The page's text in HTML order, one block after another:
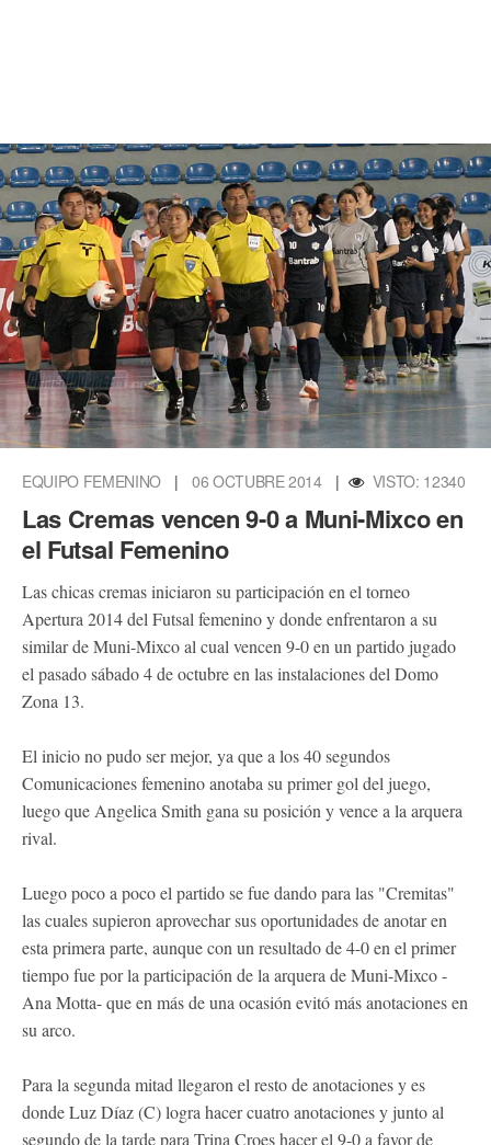
EQUIPO FEMENINO | 06 OCTUBRE 2014 | VISTO: 12340
Las Cremas vencen 9-0 a Muni-Mixco en
el Futsal Femenino
Las chicas cremas iniciaron su participación en el torneo
Apertura 2014 del Futsal femenino y donde enfrentaron a su
similar de Muni-Mixco al cual vencen 9-0 en un partido jugado
el pasado sábado 4 de octubre en las instalaciones del Domo
Zona 13.
El inicio no pudo ser mejor, ya que a los 40 segundos
Comunicaciones femenino anotaba su primer gol del juego,
luego que Angelica Smith gana su posición y vence a la arquera
rival.
Luego poco a poco el partido se fue dando para las "Cremitas"
las cuales supieron aprovechar sus oportunidades de anotar en
esta primera parte, aunque con un resultado de 4-0 en el primer
tiempo fue por la participación de la arquera de Muni-Mixco -
Ana Motta- que en más de una ocasión evitó más anotaciones en
su arco.
Para la segunda mitad llegaron el resto de anotaciones y es
donde Luz Díaz (C) logra hacer cuatro anotaciones y junto al
segundo de la tarde para Trina Croes hacer el 9-0 a favor de